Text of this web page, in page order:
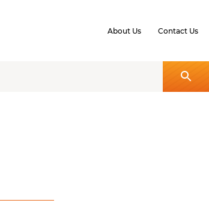
About Us Contact Us